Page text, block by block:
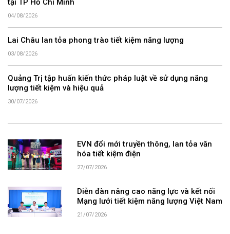
tại TP Hồ Chí Minh
04/08/2026
Lai Châu lan tỏa phong trào tiết kiệm năng lượng
03/08/2026
Quảng Trị tập huấn kiến thức pháp luật về sử dụng năng
lượng tiết kiệm và hiệu quả
30/07/2026
EVN đổi mới truyền thông, lan tỏa văn
hóa tiết kiệm điện
27/07/2026
Diễn đàn nâng cao năng lực và kết nối
Mạng lưới tiết kiệm năng lượng Việt Nam
21/07/2026